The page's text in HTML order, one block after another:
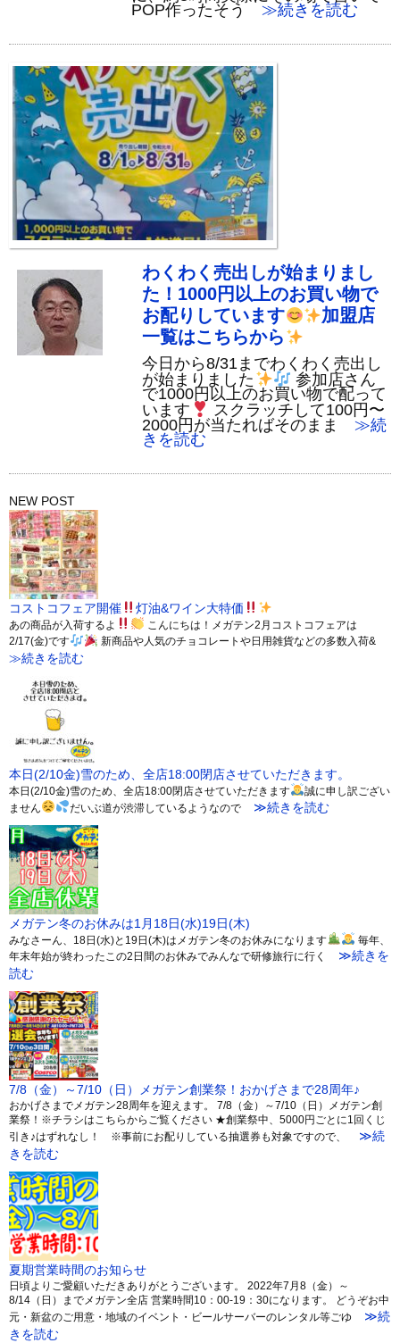
POP作ったそう
≫続きを読む
わくわく売出しが始まりまし
た！1000円以上のお買い物で
お配りしています
加盟店
一覧はこちらから
今日から8/31までわくわく売出し
が始まりました
参加店さん
で1000円以上のお買い物で配って
います
スクラッチして100円〜
2000円が当たればそのまま
≫続
きを読む
NEW POST
コストコフェア開催 灯油&ワイン大特価
あの商品が入荷するよ
こんにちは！メガテン2月コストコフェアは
2/17(金)です
新商品や人気のチョコレートや日用雑貨などの多数入荷&
≫続きを読む
本日(2/10金)雪のため、全店18:00閉店させていただきます。
本日(2/10金)雪のため、全店18:00閉店させていただきます
誠に申し訳ござい
ません
だいぶ道が渋滞しているようなので≫続きを読む
メガテン冬のお休みは1月18日(水)19日(木)
みなさーん、18日(水)と19日(木)はメガテン冬のお休みになります
毎年、
年末年始が終わったこの2日間のお休みでみんなで研修旅行に行く
≫続きを
読む
7/8（金）～7/10（日）メガテン創業祭！おかげさまで28周年♪
おかげさまでメガテン28周年を迎えます。 7/8（金）～7/10（日）メガテン創
業祭！※チラシはこちらからご覧ください ★創業祭中、5000円ごとに1回くじ
引き♪はずれなし！ ※事前にお配りしている抽選券も対象ですので、
≫続
きを読む
夏期営業時間のお知らせ
日頃よりご愛顧いただきありがとうございます。 2022年7月8（金）～
8/14（日）までメガテン全店 営業時間10：00-19：30になります。 どうぞお中
元・新盆のご用意・地域のイベント・ビールサーバーのレンタル等ごゆ
≫続
きを読む